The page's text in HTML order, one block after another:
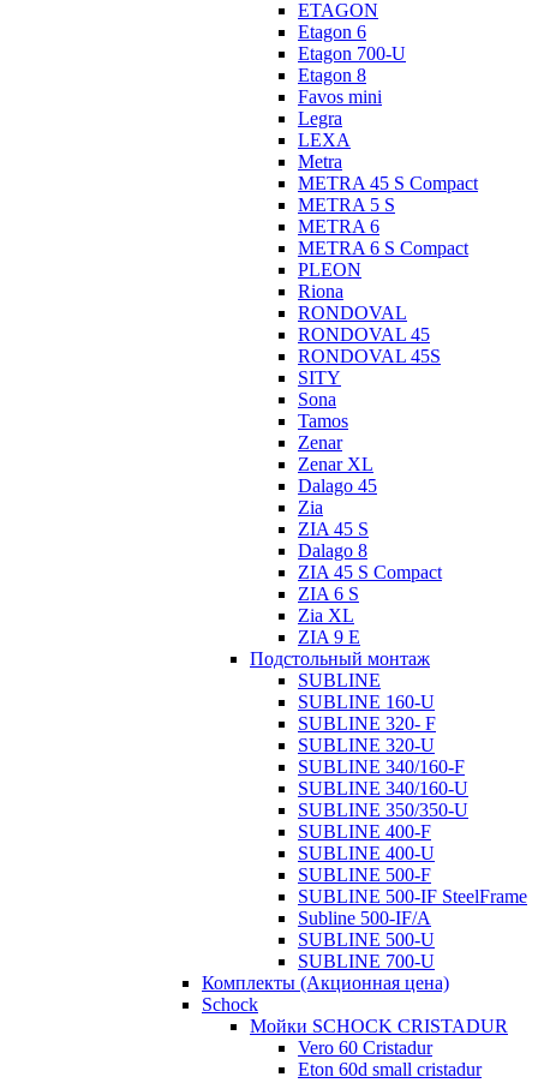
ETAGON
Etagon 6
Etagon 700-U
Etagon 8
Favos mini
Legra
LEXA
Metra
METRA 45 S Compact
METRA 5 S
METRA 6
METRA 6 S Compact
PLEON
Riona
RONDOVAL
RONDOVAL 45
RONDOVAL 45S
SITY
Sona
Tamos
Zenar
Zenar XL
Dalago 45
Zia
ZIA 45 S
Dalago 8
ZIA 45 S Compact
ZIA 6 S
Zia XL
ZIA 9 E
Подстольный монтаж
SUBLINE
SUBLINE 160-U
SUBLINE 320- F
SUBLINE 320-U
SUBLINE 340/160-F
SUBLINE 340/160-U
SUBLINE 350/350-U
SUBLINE 400-F
SUBLINE 400-U
SUBLINE 500-F
SUBLINE 500-IF SteelFrame
Subline 500-IF/A
SUBLINE 500-U
SUBLINE 700-U
Комплекты (Акционная цена)
Schock
Мойки SCHOCK CRISTADUR
Vero 60 Cristadur
Eton 60d small cristadur